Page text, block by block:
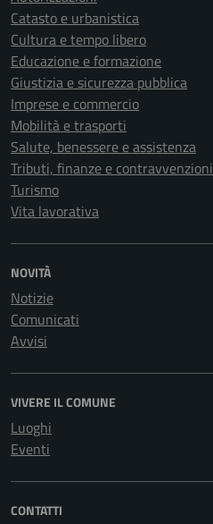
Catasto e urbanistica
Cultura e tempo libero
Educazione e formazione
Giustizia e sicurezza pubblica
Imprese e commercio
Mobilità e trasporti
Salute, benessere e assistenza
Tributi, finanze e contravvenzioni
Turismo
Vita lavorativa
NOVITÀ
Notizie
Comunicati
Avvisi
VIVERE IL COMUNE
Luoghi
Eventi
CONTATTI